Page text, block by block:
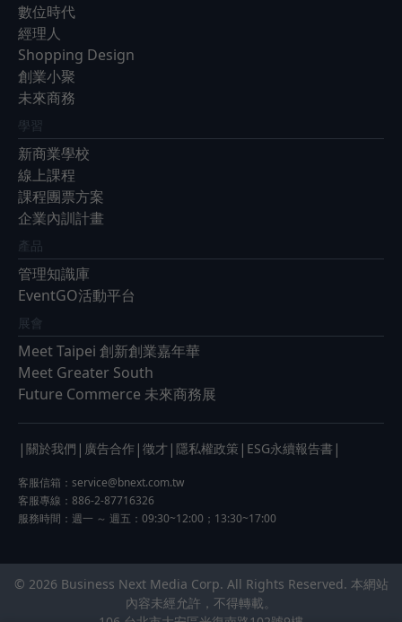
數位時代
經理人
Shopping Design
創業小聚
未來商務
學習
新商業學校
線上課程
課程團票方案
企業內訓計畫
產品
管理知識庫
EventGO活動平台
展會
Meet Taipei 創新創業嘉年華
Meet Greater South
Future Commerce 未來商務展
| 關於我們 | 廣告合作 | 徵才 | 隱私權政策 | ESG永續報告書 |
客服信箱： service@bnext.com.tw
客服專線：886-2-87716326
服務時間：週一 ～ 週五：09:30~12:00；13:30~17:00
© 2026 Business Next Media Corp. All Rights Reserved. 本網站
內容未經允許，不得轉載。